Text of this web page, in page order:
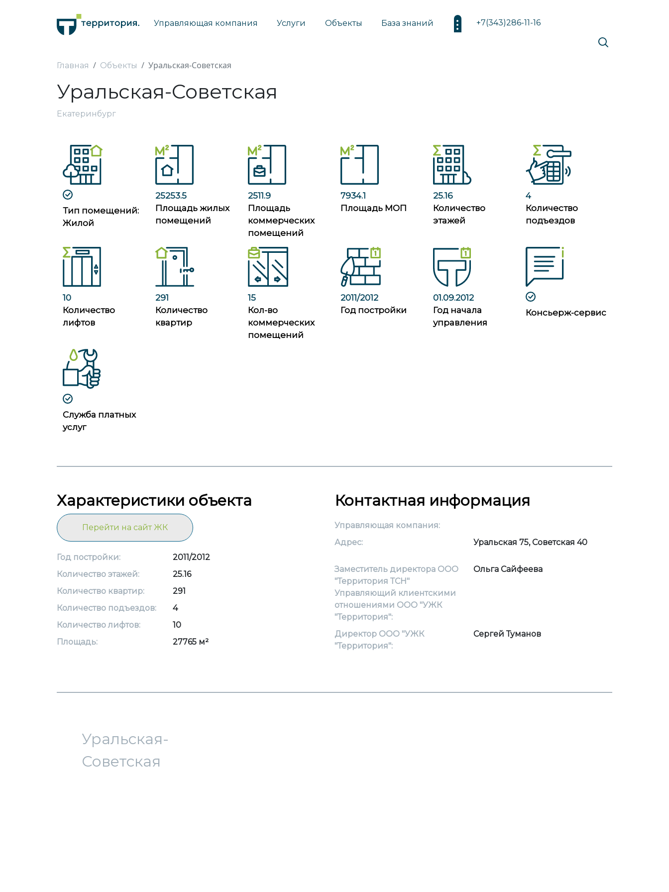
+7(343)286-11-16
Управляющая компания Услуги Объекты База знаний
Главная Объекты Уральская-Советская
Уральская-Советская
Екатеринбург
Тип помещений:
Жилой
25253.5
Площадь жилых
помещений
2511.9
Площадь
коммерческих
помещений
7934.1
Площадь МОП
25.16
Количество
этажей
4
Количество
подъездов
10
Количество
лифтов
291
Количество
квартир
15
Кол-во
коммерческих
помещений
2011/2012
Год постройки
01.09.2012
Год начала
управления
Консьерж-сервис
Служба платных
услуг
Характеристики объекта
Перейти на сайт ЖК
Год постройки:
2011/2012
Количество этажей:
25.16
Количество квартир:
291
Количество подъездов:
4
Количество лифтов:
10
Площадь:
27765 м²
Контактная информация
Управляющая компания:
Адрес:
Уральская 75, Советская 40
Заместитель директора ООО
"Территория ТСН"
Управляющий клиентскими
отношениями ООО "УЖК
"Территория":
Ольга Сайфеева
Директор ООО "УЖК
"Территория":
Сергей Туманов
Уральская-
Советская